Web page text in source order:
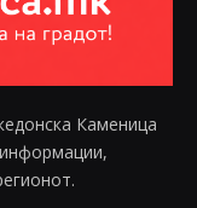
Каменица